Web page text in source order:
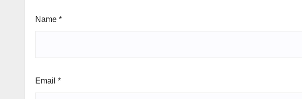
Name *
Email *